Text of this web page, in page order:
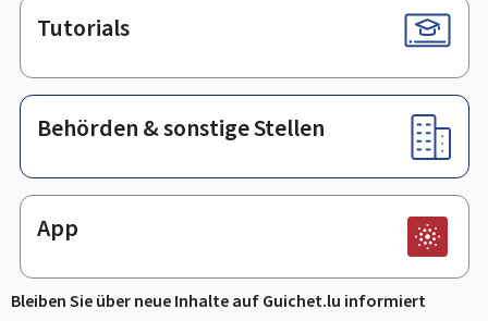
Tutorials
Behörden & sonstige Stellen
App
Bleiben Sie über neue Inhalte auf Guichet.lu informiert